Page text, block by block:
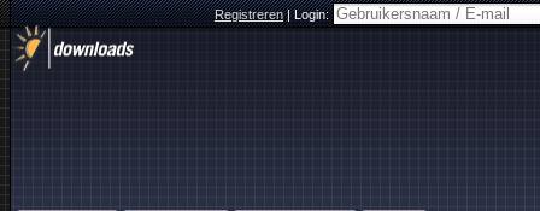
Registreren|Login: